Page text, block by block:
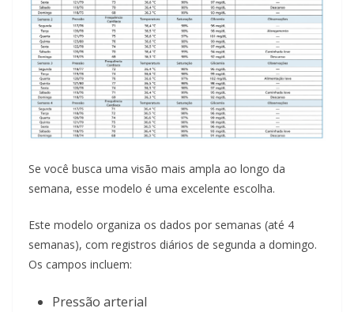
Se você busca uma visão mais ampla ao longo da
semana, esse modelo é uma excelente escolha.
Este modelo organiza os dados por semanas (até 4
semanas), com registros diários de segunda a domingo.
Os campos incluem:
Pressão arterial